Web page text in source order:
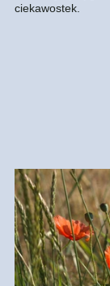
ciekawostek.